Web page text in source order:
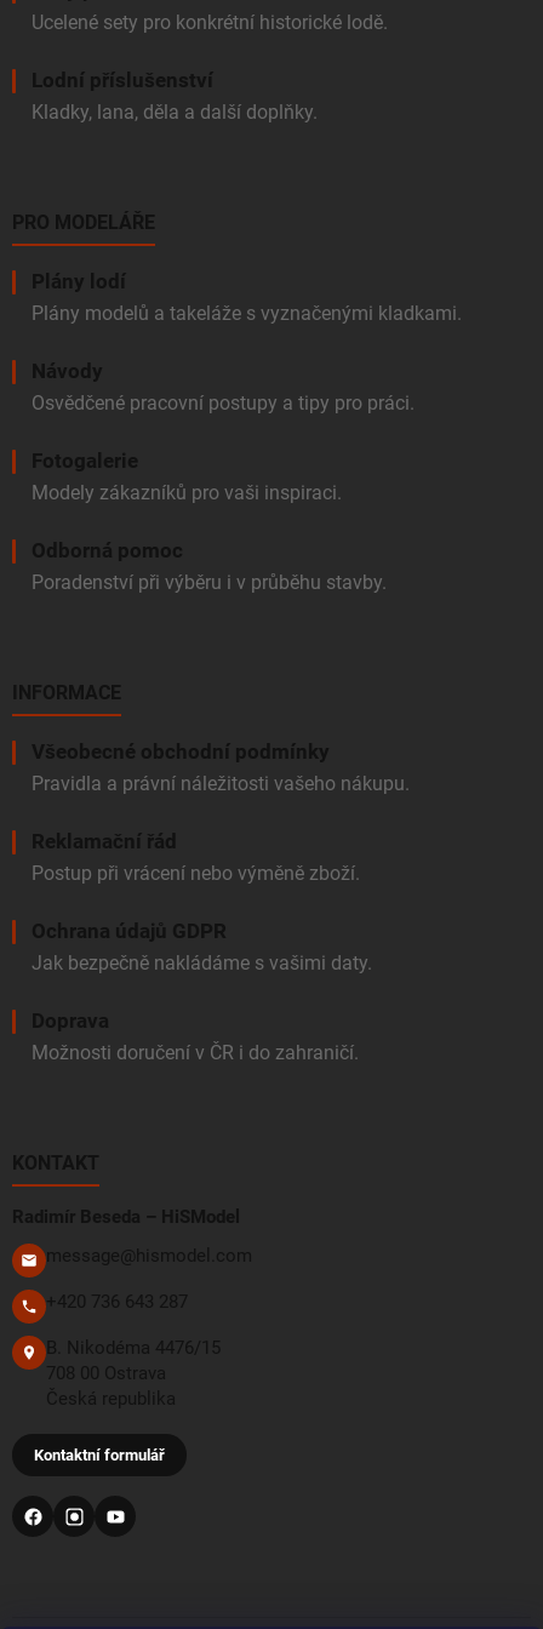
Ucelené sety pro konkrétní historické lodě.
Lodní příslušenství
Kladky, lana, děla a další doplňky.
PRO MODELÁŘE
Plány lodí
Plány modelů a takeláže s vyznačenými kladkami.
Návody
Osvědčené pracovní postupy a tipy pro práci.
Fotogalerie
Modely zákazníků pro vaši inspiraci.
Odborná pomoc
Poradenství při výběru i v průběhu stavby.
INFORMACE
Všeobecné obchodní podmínky
Pravidla a právní náležitosti vašeho nákupu.
Reklamační řád
Postup při vrácení nebo výměně zboží.
Ochrana údajů GDPR
Jak bezpečně nakládáme s vašimi daty.
Doprava
Možnosti doručení v ČR i do zahraničí.
KONTAKT
Radimír Beseda – HiSModel
message@hismodel.com
+420 736 643 287
B. Nikodéma 4476/15
708 00 Ostrava
Česká republika
Kontaktní formulář